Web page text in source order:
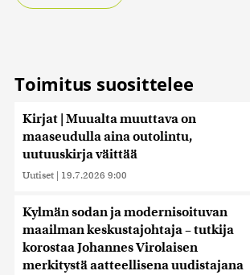
Toimitus suosittelee
Kirjat | Muualta muuttava on
maaseudulla aina outolintu,
uutuuskirja väittää
Uutiset | 19.7.2026 9:00
Kylmän sodan ja modernisoituvan
maailman keskustajohtaja – tutkija
korostaa Johannes Virolaisen
merkitystä aatteellisena uudistajana